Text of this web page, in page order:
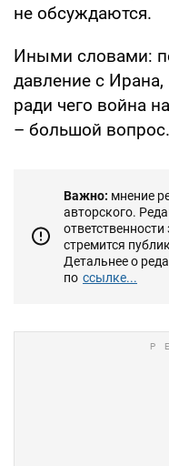
не обсуждаются.
Иными словами:
давление с
ради чего война
– большой вопрос.
Важно: мнение
авторского.
стремится
Детальнее о
по ссылке...